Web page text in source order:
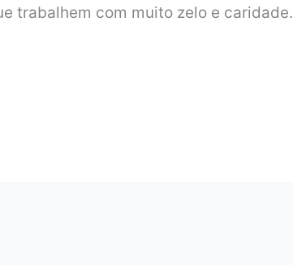
trabalhem com muito zelo e caridade.